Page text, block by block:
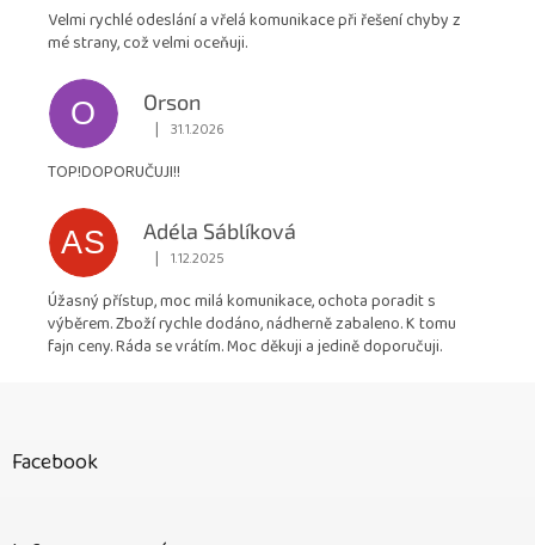
Velmi rychlé odeslání a vřelá komunikace při řešení chyby z
mé strany, což velmi oceňuji.
O
Orson
Hodnocení obchodu je 5 z 5 hvězdiček.
| 31.1.2026
TOP!DOPORUČUJI!!
AS
Adéla Sáblíková
Hodnocení obchodu je 5 z 5 hvězdiček.
| 1.12.2025
Úžasný přístup, moc milá komunikace, ochota poradit s
výběrem. Zboží rychle dodáno, nádherně zabaleno. K tomu
fajn ceny. Ráda se vrátím. Moc děkuji a jedině doporučuji.
Facebook